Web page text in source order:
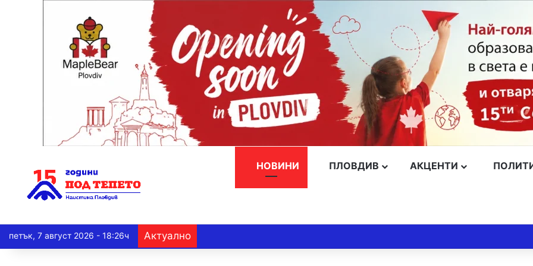
НОВИНИ ПЛОВДИВ АКЦЕНТИ
петък, 7 август 2026 - 18:26ч Актуално